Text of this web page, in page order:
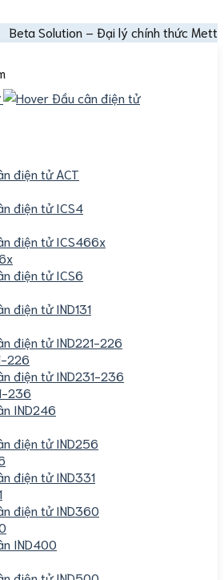
– Đại lý chính thức Mettler Toledo
226
236